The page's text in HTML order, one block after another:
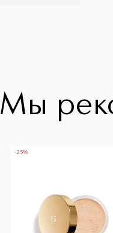
Мы
-25%